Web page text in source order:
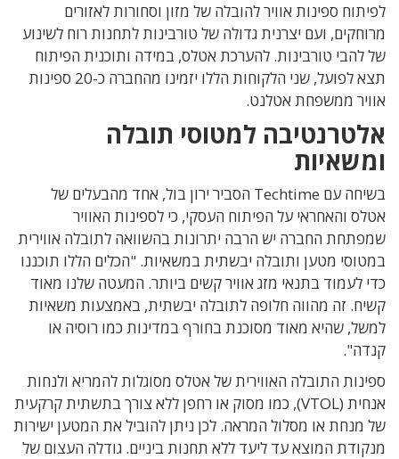
לפיתוח ספינות אוויר להובלה של מזון וסחורות לאזורים
מרוחקים, ועם יצרנית גדולה של טורבינות לתחנות רוח לשינוע
של להבי טורבינות. להערכת אטלס, במידה ותוכנית הפיתוח
תצא לפועל, שני הלקוחות הללו יזמינו מהחברה כ-20 ספינות
אוויר ממשפחת אטלנט.
אלטרנטיבה למטוסי תובלה
ומשאיות
בשיחה עם Techtime הסביר ירון בול, אחד מהבעלים של
אטלס והאחראי על הפיתוח העסקי, כי לספינות האוויר
שמפתחת החברה יש הרבה יתרונות בהשוואה לתובלה אווירית
במטוסי מטען ותובלה יבשתית במשאיות. "הכלים הללו תוכננו
כדי לעמוד בתנאי מזג אוויר קשים ביותר. המעטה שלנו מאוד
קשיח. זה מהווה חלופה לתובלה יבשתית, באמצעות משאיות
למשל, שהיא מאוד מסוכנת בחורף במדינות כמו רוסיה או
קנדה".
ספינות התובלה האווירית של אטלס מסוגלות להמריא ולנחות
אנחית (VTOL), כמו מסוק או רחפן ללא צורך בתשתית קרקעית
של מנחת או מסלול המראה. לכן ניתן להוביל את המטען ישירות
מנקודת המוצא עד ליעד ללא תחנות ביניים. גודלה העצום של